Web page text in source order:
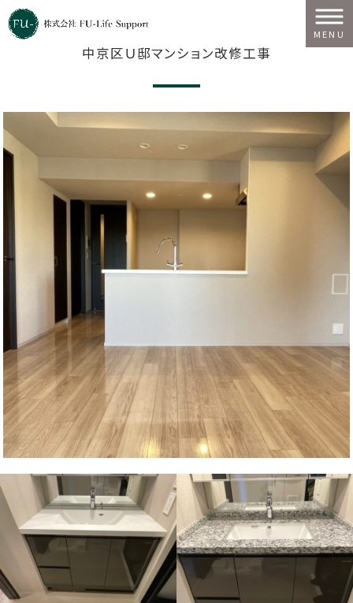
MENU
株式会社FU-LifeSupport HOME 中京区Ｕ邸マンション改修工事
中京区Ｕ邸マンション改修工事